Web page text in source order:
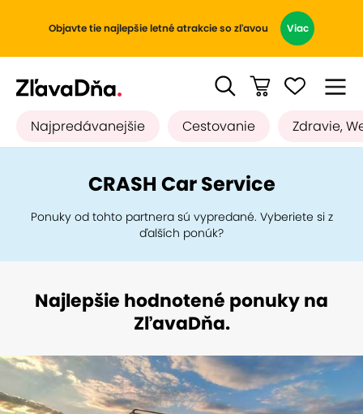
Objavte tie najlepšie letné atrakcie so zľavou Viac
Najpredávanejšie Cestovanie Zdravie,
CRASH Car Service
Ponuky od tohto partnera sú vypredané. Vyberiete si z
ďalších ponúk?
Najlepšie hodnotené ponuky na
ZľavaDňa.